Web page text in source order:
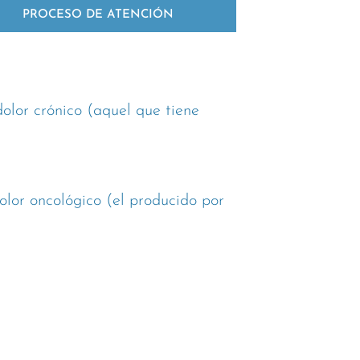
PROCESO DE ATENCIÓN
crónico (aquel que tiene
oncológico (el producido por